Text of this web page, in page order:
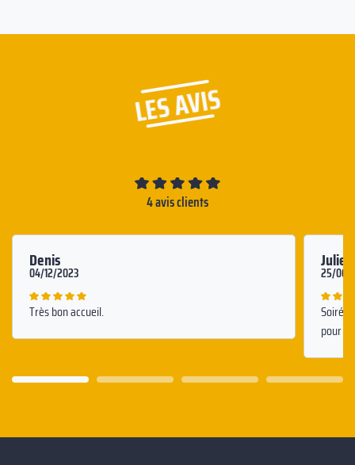
LES AVIS
4 avis clients
Denis
04/12/2023
Très bon accueil.
25/06/
Soirée
pour